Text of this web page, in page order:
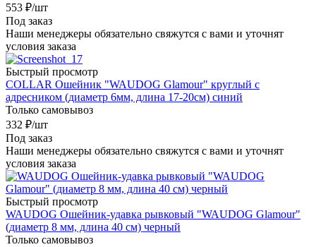
553 ₽/шт
Под заказ
Наши менеджеры обязательно свяжутся с вами и уточнят
условия заказа
Быстрый просмотр
COLLAR Ошейник "WAUDOG Glamour" круглый с
адресником (диаметр 6мм, длина 17-20см) синий
Только самовывоз
332 ₽/шт
Под заказ
Наши менеджеры обязательно свяжутся с вами и уточнят
условия заказа
Быстрый просмотр
WAUDOG Ошейник-удавка рывковый "WAUDOG Glamour"
(диаметр 8 мм, длина 40 см) черный
Только самовывоз